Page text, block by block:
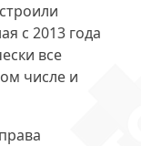
с 2013 года
все
числе и